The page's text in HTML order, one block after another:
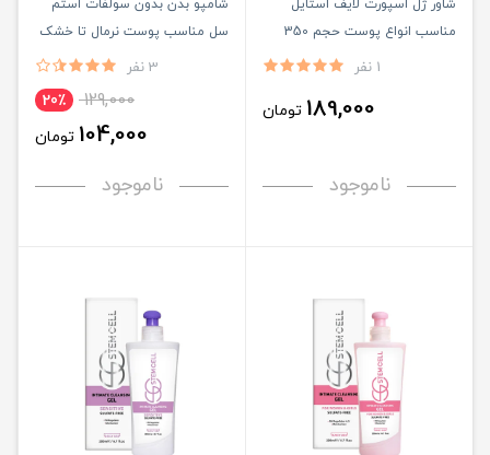
شاور ژل اسپورت لایف استایل
مناسب انواع پوست حجم 350
1 نفر
189,000 تومان
ناموجود
شامپو بدن بدون سولفات استم
سل مناسب پوست نرمال تا خشک
3 نفر
129,000 20٪
104,000 تومان
ناموجود